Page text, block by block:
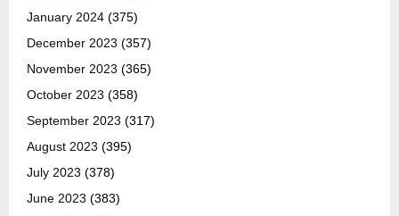
January 2024 (375)
December 2023 (357)
November 2023 (365)
October 2023 (358)
September 2023 (317)
August 2023 (395)
July 2023 (378)
June 2023 (383)